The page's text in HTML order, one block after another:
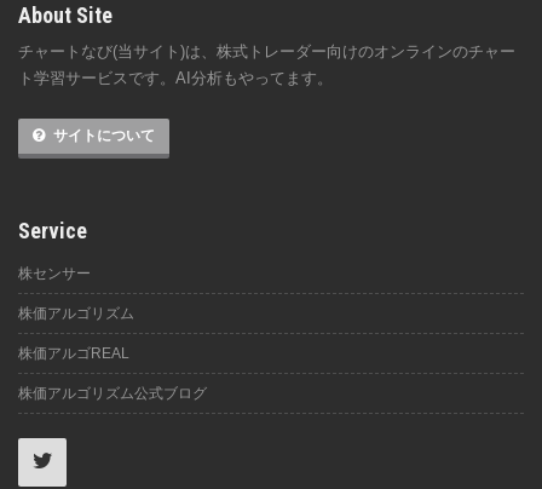
About Site
チャートなび(当サイト)は、株式トレーダー向けのオンラインのチャー
ト学習サービスです。AI分析もやってます。
サイトについて
Service
株センサー
株価アルゴリズム
株価アルゴREAL
株価アルゴリズム公式ブログ